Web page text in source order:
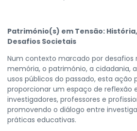
Património(s) em Tensão:
Desafios Societais
Num contexto marcado por desafios
memória, o património, a cidadania,
usos públicos do passado, esta ação
proporcionar um espaço de reflexão
investigadores, professores e
promovendo o diálogo entre
práticas educativas.